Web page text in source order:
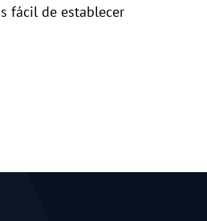
fácil de establecer